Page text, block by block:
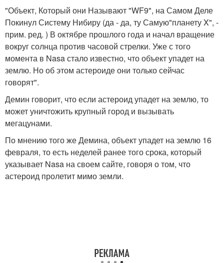
"Объект, Который они Называют "WF9", на Самом Деле
Покинул Систему Нибиру (да - да, ту Самую"планету X", -
прим. ред. ) В октябре прошлого года и начал вращение
вокруг солнца против часовой стрелки. Уже с того
момента в Nasa стало известно, что объект упадет на
землю. Но об этом астероиде они только сейчас
говорят".
Демин говорит, что если астероид упадет на землю, то
может уничтожить крупный город и вызывать
мегацунами.
По мнению того же Демина, объект упадет на землю 16
февраля, то есть неделей ранее того срока, который
указывает Nasa на своем сайте, говоря о том, что
астероид пролетит мимо земли.